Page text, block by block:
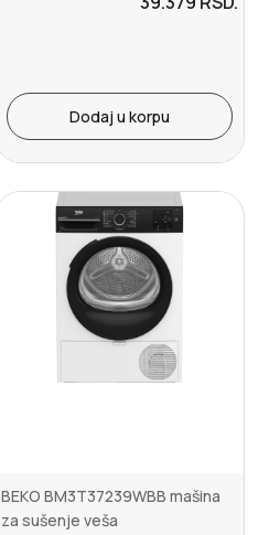
Dodaj u korpu
BEKO BM3T37239WBB mašina
za sušenje veša